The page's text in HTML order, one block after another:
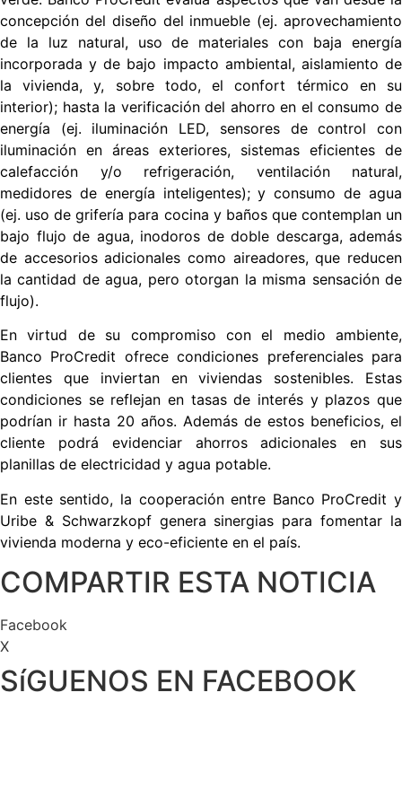
concepción del diseño del inmueble (ej. aprovechamiento
de la luz natural, uso de materiales con baja energía
incorporada y de bajo impacto ambiental, aislamiento de
la vivienda, y, sobre todo, el confort térmico en su
interior); hasta la verificación del ahorro en el consumo de
energía (ej. iluminación LED, sensores de control con
iluminación en áreas exteriores, sistemas eficientes de
calefacción y/o refrigeración, ventilación natural,
medidores de energía inteligentes); y consumo de agua
(ej. uso de grifería para cocina y baños que contemplan un
bajo flujo de agua, inodoros de doble descarga, además
de accesorios adicionales como aireadores, que reducen
la cantidad de agua, pero otorgan la misma sensación de
flujo).
En virtud de su compromiso con el medio ambiente,
Banco ProCredit ofrece condiciones preferenciales para
clientes que inviertan en viviendas sostenibles. Estas
condiciones se reflejan en tasas de interés y plazos que
podrían ir hasta 20 años. Además de estos beneficios, el
cliente podrá evidenciar ahorros adicionales en sus
planillas de electricidad y agua potable.
En este sentido, la cooperación entre Banco ProCredit y
Uribe & Schwarzkopf genera sinergias para fomentar la
vivienda moderna y eco-eficiente en el país.
COMPARTIR ESTA NOTICIA
Facebook
X
SíGUENOS EN FACEBOOK